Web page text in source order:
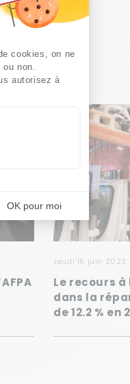
jeudi 15 juin 2023
Le recours
dans la
de 12.2 % en
:
cookies, on ne
non.
autorisez à
OK pour moi